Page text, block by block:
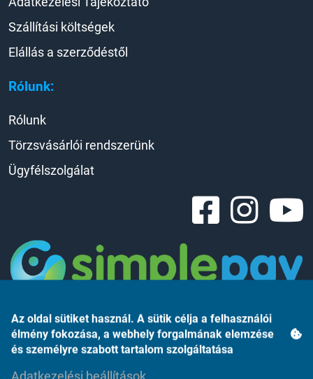
Rólunk:
Szállítási költségek
Elállás a szerződéstől
Rólunk
Törzsvásárlói rendszerünk
Ügyfélszolgálat
Az oldal sütiket használ. A sütik célja a felhasználói
élmény fokozása, a webhely forgalmának elemzése
és személyre szabott tartalom szolgáltatása
Adatkezelési beállítások